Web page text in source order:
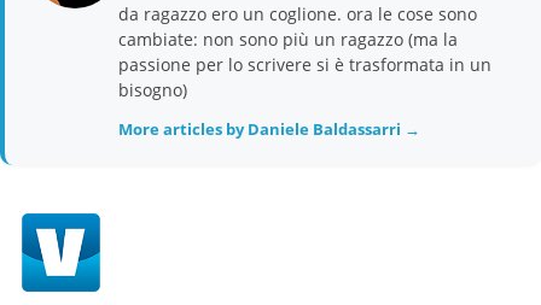
da ragazzo ero un coglione. ora le cose sono
cambiate: non sono più un ragazzo (ma la
passione per lo scrivere si è trasformata in un
bisogno)
More articles by Daniele Baldassarri →